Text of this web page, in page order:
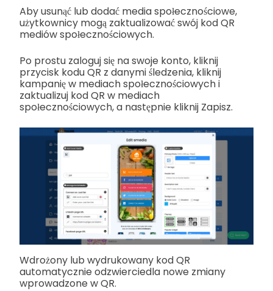
Aby usunąć lub dodać media społecznościowe,
użytkownicy mogą zaktualizować swój kod QR
mediów społecznościowych.
Po prostu zaloguj się na swoje konto, kliknij
przycisk kodu QR z danymi śledzenia, kliknij
kampanię w mediach społecznościowych i
zaktualizuj kod QR w mediach
społecznościowych, a następnie kliknij Zapisz.
Wdrożony lub wydrukowany kod QR
automatycznie odzwierciedla nowe zmiany
wprowadzone w QR.